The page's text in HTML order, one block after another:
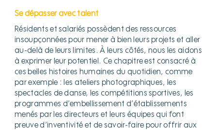
Se dépasser avec talent
Résidents et salariés possèdent des ressources
insoupçonnées pour mener à bien leurs projets et aller
au-delà de leurs limites. À leurs côtés, nous les aidons
à exprimer leur potentiel. Ce chapitre est consacré à
ces belles histoires humaines du quotidien, comme
par exemple : les ateliers photographiques, les
spectacles de danse, les compétitions sportives, les
programmes d’embellissement d’établissements
menés par les directeurs et leurs équipes qui font
preuve d’inventivité et de savoir-faire pour offrir aux